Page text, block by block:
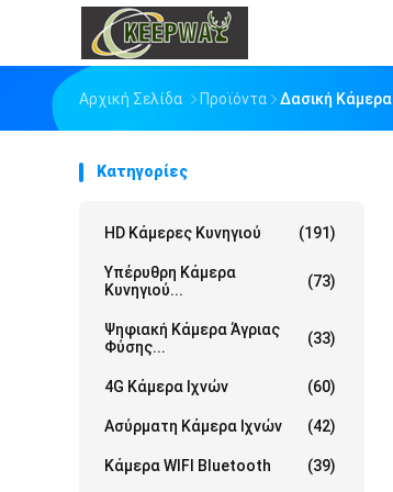
Αρχική Σελίδα Προϊόντα Δασική Κάμερα
Κατηγορίες
HD Κάμερες Κυνηγιού (191)
Υπέρυθρη Κάμερα
Κυνηγιού...
(73)
Ψηφιακή Κάμερα Άγριας
Φύσης...
(33)
4G Κάμερα Ιχνών (60)
Ασύρματη Κάμερα Ιχνών (42)
Κάμερα WIFI Bluetooth (39)